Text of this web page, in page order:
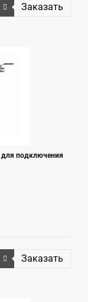
Заказать
для подключения
Заказать